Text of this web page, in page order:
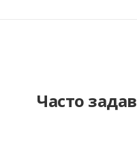
Часто